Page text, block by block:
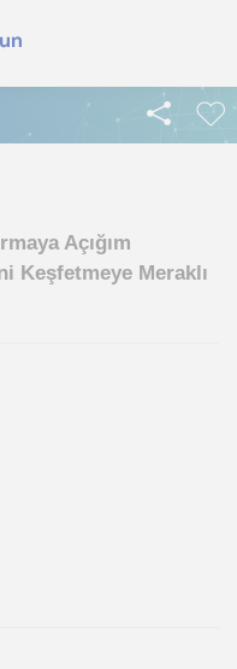
Açığım
Keşfetmeye Meraklı